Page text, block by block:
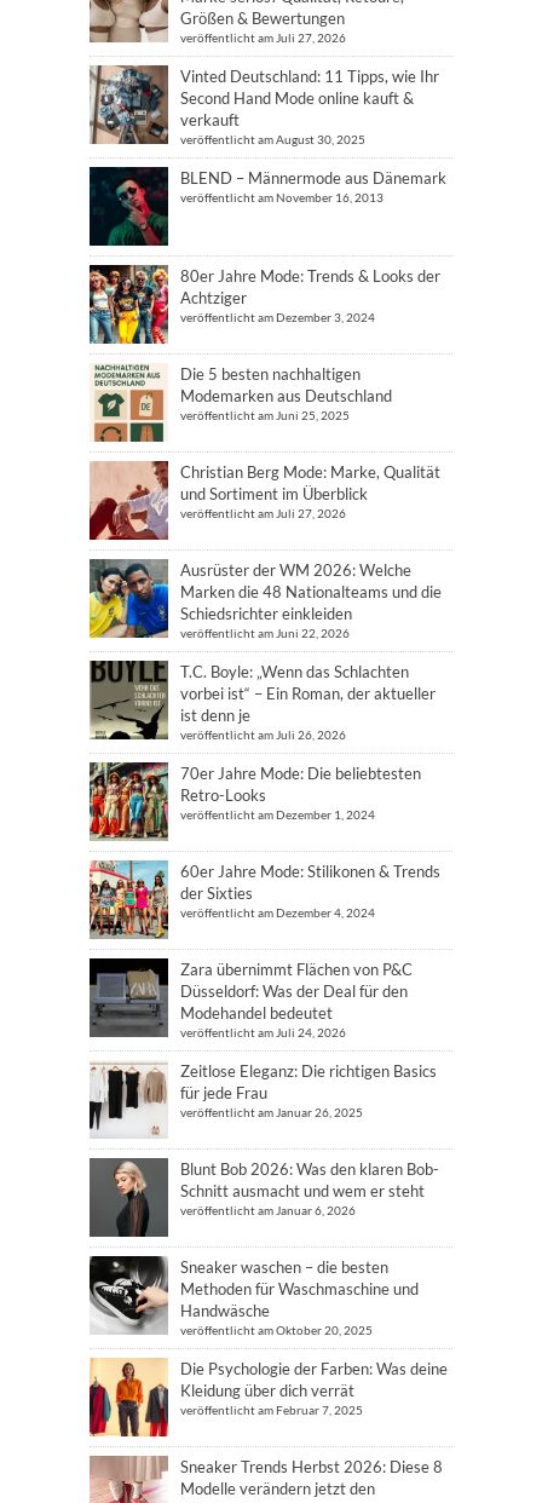
Größen & Bewertungen
veröffentlicht am Juli 27, 2026
Vinted Deutschland: 11 Tipps, wie Ihr
Second Hand Mode online kauft &
verkauft
veröffentlicht am August 30, 2025
BLEND – Männermode aus Dänemark
veröffentlicht am November 16, 2013
80er Jahre Mode: Trends & Looks der
Achtziger
veröffentlicht am Dezember 3, 2024
Die 5 besten nachhaltigen
Modemarken aus Deutschland
veröffentlicht am Juni 25, 2025
Christian Berg Mode: Marke, Qualität
und Sortiment im Überblick
veröffentlicht am Juli 27, 2026
Ausrüster der WM 2026: Welche
Marken die 48 Nationalteams und die
Schiedsrichter einkleiden
veröffentlicht am Juni 22, 2026
T.C. Boyle: „Wenn das Schlachten
vorbei ist“ – Ein Roman, der aktueller
ist denn je
veröffentlicht am Juli 26, 2026
70er Jahre Mode: Die beliebtesten
Retro-Looks
veröffentlicht am Dezember 1, 2024
60er Jahre Mode: Stilikonen & Trends
der Sixties
veröffentlicht am Dezember 4, 2024
Zara übernimmt Flächen von P&C
Düsseldorf: Was der Deal für den
Modehandel bedeutet
veröffentlicht am Juli 24, 2026
Zeitlose Eleganz: Die richtigen Basics
für jede Frau
veröffentlicht am Januar 26, 2025
Blunt Bob 2026: Was den klaren Bob-
Schnitt ausmacht und wem er steht
veröffentlicht am Januar 6, 2026
Sneaker waschen – die besten
Methoden für Waschmaschine und
Handwäsche
veröffentlicht am Oktober 20, 2025
Die Psychologie der Farben: Was deine
Kleidung über dich verrät
veröffentlicht am Februar 7, 2025
Sneaker Trends Herbst 2026: Diese 8
Modelle verändern jetzt den